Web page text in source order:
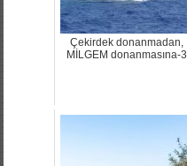
Çekirdek donanmadan,
MİLGEM donanmasına-3